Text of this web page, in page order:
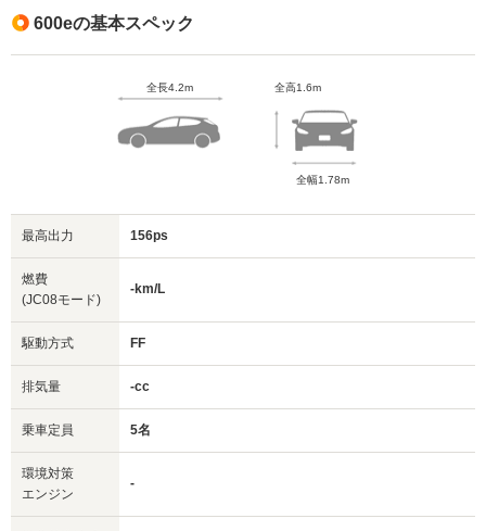
600eの基本スペック
全長4.2m 全高1.6m
全幅1.78m
最高出力 156ps
燃費
(JC08モード)
-km/L
駆動方式 FF
排気量 -cc
乗車定員 5名
環境対策
エンジン
-